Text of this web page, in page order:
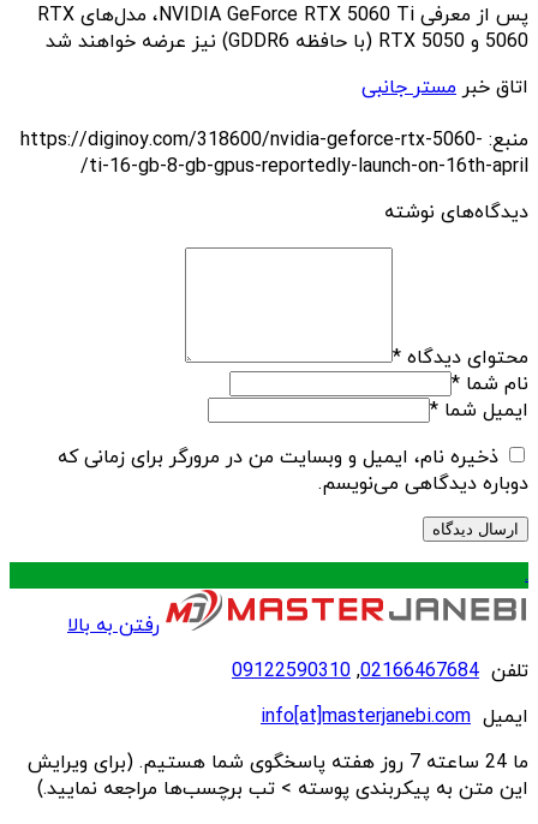
پس از معرفی NVIDIA GeForce RTX 5060 Ti، مدل‌های RTX
5060 و RTX 5050 (با حافظه GDDR6) نیز عرضه خواهند شد
اتاق خبر مستر جانبی
منبع: https://diginoy.com/318600/nvidia-geforce-rtx-5060-
ti-16-gb-8-gb-gpus-reportedly-launch-on-16th-april/
دیدگاه‌های نوشته
محتوای دیدگاه *
نام شما *
ایمیل شما *
ذخیره نام، ایمیل و وبسایت من در مرورگر برای زمانی که
دوباره دیدگاهی می‌نویسم.
.
رفتن به بالا
تلفن 02166467684
,
09122590310
ایمیل info[at]masterjanebi.com
ما 24 ساعته 7 روز هفته پاسخگوی شما هستیم. (برای ویرایش
این متن به پیکربندی پوسته > تب برچسب‌ها مراجعه نمایید.)